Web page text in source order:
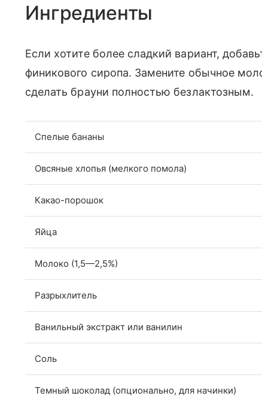
Ингредиенты
Если хотите более сладкий вариант,
финикового сиропа. Замените обычное
сделать брауни полностью безлактозным.
Спелые бананы
Овсяные хлопья (мелкого помола)
Какао-порошок
Яйца
Молоко (1,5—2,5%)
Разрыхлитель
Ванильный экстракт или ванилин
Соль
Темный шоколад (опционально, для начинки)